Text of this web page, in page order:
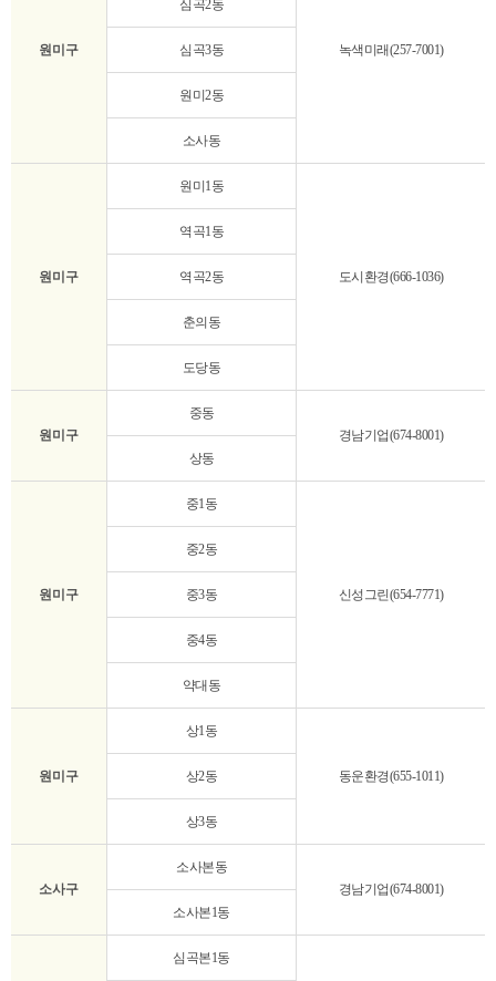
원미구 녹색미래(257-7001)
심곡2동
심곡3동
원미2동
소사동
원미구
원미1동
도시환경(666-1036)
역곡1동
역곡2동
춘의동
도당동
원미구
중동
경남기업(674-8001)
상동
원미구
중1동
신성그린(654-7771)
중2동
중3동
중4동
약대동
원미구
상1동
동운환경(655-1011)
상2동
상3동
소사구
소사본동
경남기업(674-8001)
소사본1동
심곡본1동